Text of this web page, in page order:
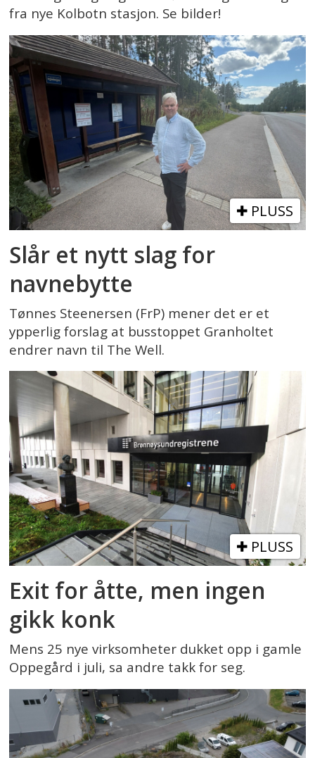
fra nye Kolbotn stasjon. Se bilder!
PLUSS
Slår et nytt slag for
navnebytte
Tønnes Steenersen (FrP) mener det er et
ypperlig forslag at busstoppet Granholtet
endrer navn til The Well.
PLUSS
Exit for åtte, men ingen
gikk konk
Mens 25 nye virksomheter dukket opp i gamle
Oppegård i juli, sa andre takk for seg.